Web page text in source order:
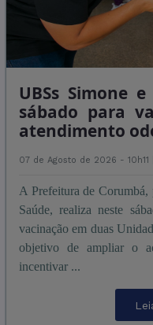
UBSs Simone
sábado para
atendimento
07 de Agosto de 2026 - 10h11 |
A Prefeitura de
Saúde, realiza neste
vacinação em duas
objetivo de ampliar o
incentivar ...